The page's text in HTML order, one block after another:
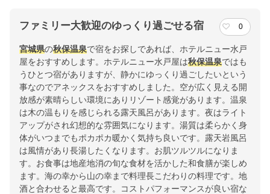
ファミリー大歓迎のゆっくり過ごせる宿 0
宮城県の秋保温泉で宿をお探しであれば、ホテルニュー水戸
屋をおすすめします。ホテルニュー水戸屋は秋保温泉ではも
うひとつ宿がありますが、静かにゆっくり過ごしたいという
事なのでアネックスをおすすめしました。空が広く見える開
放感が素晴らしい環境にありリゾート感覚があります。温泉
は木の温もりを感じられる露天風呂があります。夜はライト
アップがされ幻想的な雰囲気になります。湯質は柔らかく身
体がいつまでもポカポカ暖かく気持ち良いです。露天岩風呂
は風情があり長湯したくなります。お肌ツルツルになりま
す。お食事は地産地消の旬な食材を活かした和食膳が楽しめ
ます。海の幸から山の幸まで料理長こだわりの料理です。地
酒と合わせると最高です。コストパフォーマンスが良い宿な